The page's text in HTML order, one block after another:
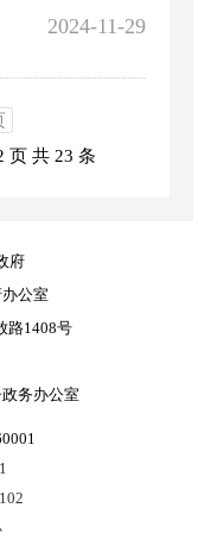
2024-11-29
页 共 23 条
府
公室
路1408号
务办公室